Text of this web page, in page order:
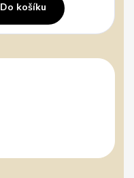
Do košíku